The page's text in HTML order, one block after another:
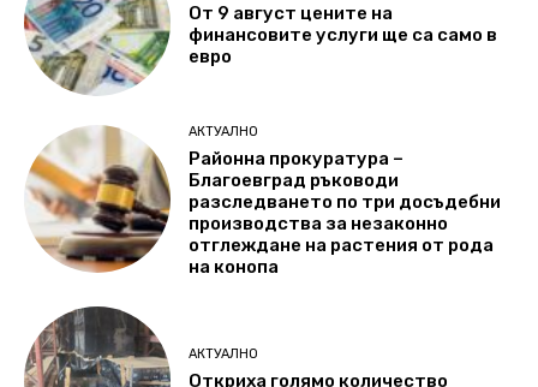
От 9 август цените на
финансовите услуги ще са само в
евро
АКТУАЛНО
Районна прокуратура –
Благоевград ръководи
разследването по три досъдебни
производства за незаконно
отглеждане на растения от рода
на конопа
АКТУАЛНО
Откриха голямо количество